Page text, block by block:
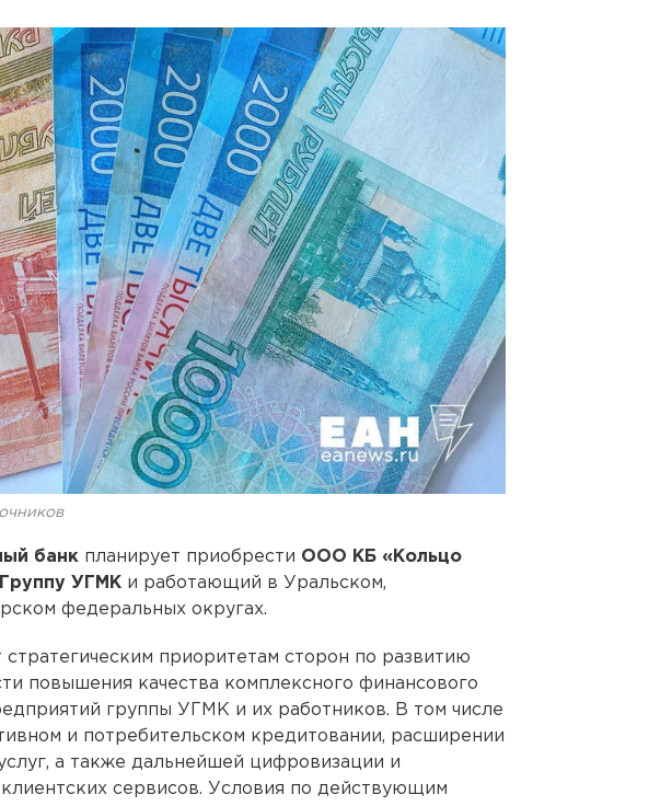
банк планирует приобрести ООО КБ «Кольцо
Группу УГМК и работающий в Уральском,
федеральных округах.
приоритетам сторон по развитию
повышения качества комплексного финансового
группы УГМК и их работников. В том числе
и потребительском кредитовании, расширении
а также дальнейшей цифровизации и
сервисов. Условия по действующим